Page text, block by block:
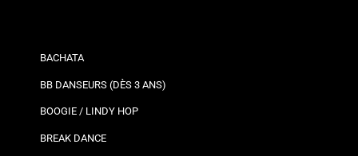
BACHATA
BB DANSEURS (DÈS 3 ANS)
BOOGIE / LINDY HOP
BREAK DANCE